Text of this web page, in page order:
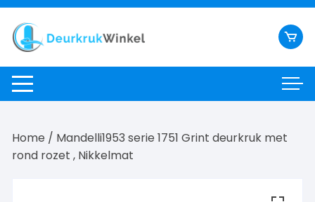
Ga
naar
inhoud
Home / Mandelli1953 serie 1751 Grint deurkruk met
rond rozet , Nikkelmat